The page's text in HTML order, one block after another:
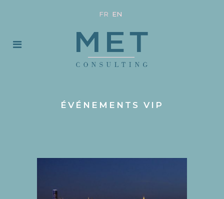
FR EN
ÉVÉNEMENTS VIP